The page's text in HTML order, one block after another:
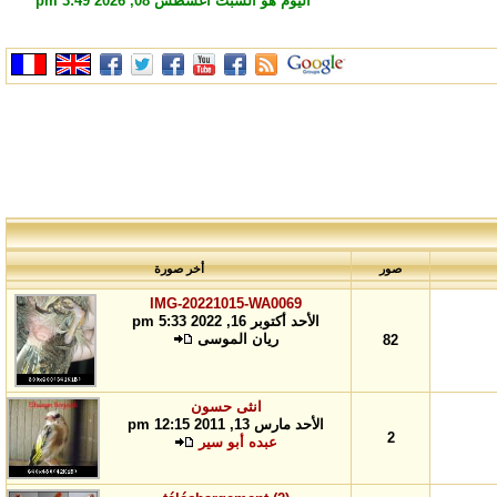
صور أخر صورة
82
IMG-20221015-WA0069
الأحد أكتوبر 16, 2022 5:33 pm
ريان الموسى
2
انثى حسون
الأحد مارس 13, 2011 12:15 pm
عبده أبو سير